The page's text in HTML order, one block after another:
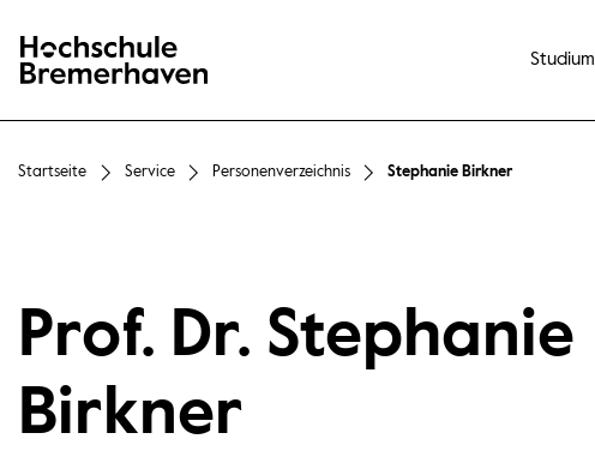
Hochschule Bremerhaven
Studium
Startseite Service Personenverzeichnis Stephanie Birkner
Prof. Dr. Stephanie
Birkner